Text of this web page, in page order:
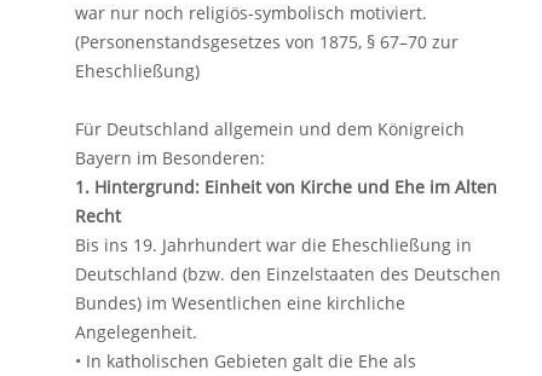
war nur noch religiös-symbolisch motiviert.
(Personenstandsgesetzes von 1875, § 67–70 zur
Eheschließung)
Für Deutschland allgemein und dem Königreich
Bayern im Besonderen:
1. Hintergrund: Einheit von Kirche und Ehe im Alten
Recht
Bis ins 19. Jahrhundert war die Eheschließung in
Deutschland (bzw. den Einzelstaaten des Deutschen
Bundes) im Wesentlichen eine kirchliche
Angelegenheit.
• In katholischen Gebieten galt die Ehe als